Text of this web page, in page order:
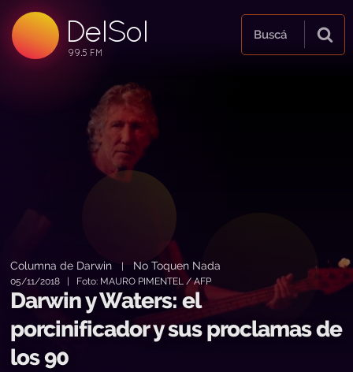
DelSol
99.5 FM
99.5 FM
99.5 FM
Buscá
Columna de Darwin No Toquen Nada
05/11/2018 | Foto: MAURO PIMENTEL / AFP
Darwin y Waters: el
porcinificador y sus proclamas de
los 90